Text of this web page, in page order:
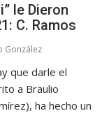
le Dieron
C. Ramos
González
que darle el
a Braulio
ha hecho un